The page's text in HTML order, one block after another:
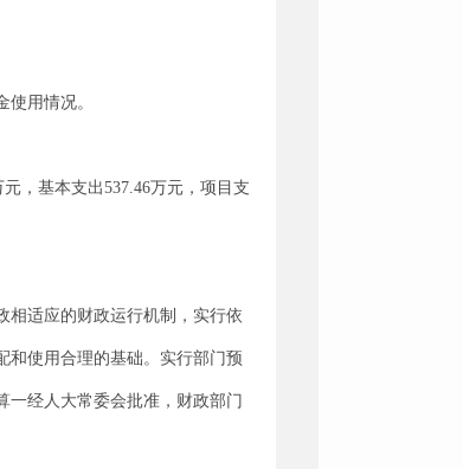
用情况。
，基本支出537.46万元，项目支
相适应的财政运行机制，实行依
和使用合理的基础。实行部门预
一经人大常委会批准，财政部门